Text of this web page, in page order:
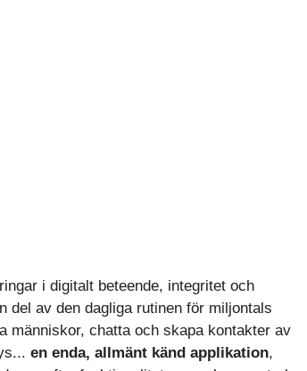
i digitalt beteende, integritet och
del av den dagliga rutinen för miljontals
människor, chatta och skapa kontakter av
en enda, allmänt känd applikation,